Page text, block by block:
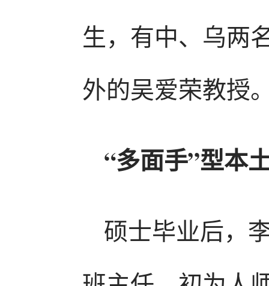
生，有中、乌两
外的吴爱荣教授
“多面手”型本
硕士毕业后，